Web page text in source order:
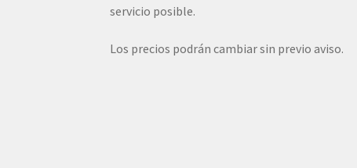
servicio posible.
Los precios podrán cambiar sin previo aviso.